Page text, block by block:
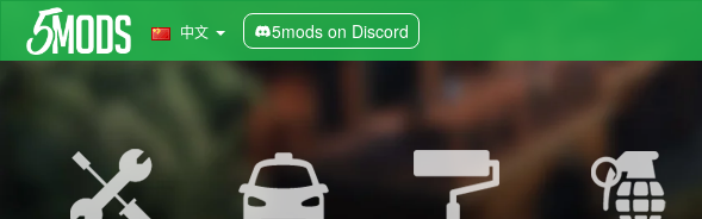
中文 5mods on Discord